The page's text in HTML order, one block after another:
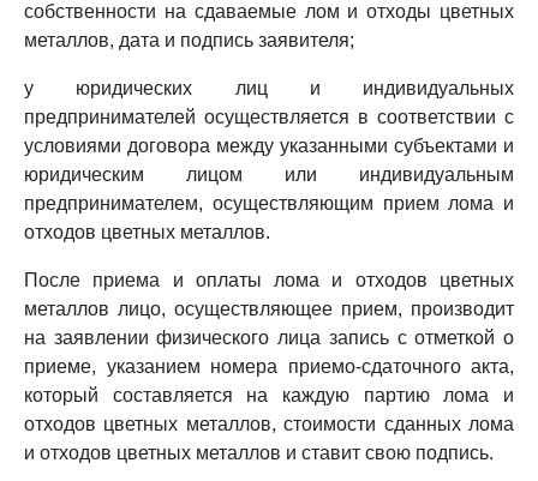
собственности на сдаваемые лом и отходы цветных
металлов, дата и подпись заявителя;
у юридических лиц и индивидуальных
предпринимателей осуществляется в соответствии с
условиями договора между указанными субъектами и
юридическим лицом или индивидуальным
предпринимателем, осуществляющим прием лома и
отходов цветных металлов.
После приема и оплаты лома и отходов цветных
металлов лицо, осуществляющее прием, производит
на заявлении физического лица запись с отметкой о
приеме, указанием номера приемо-сдаточного акта,
который составляется на каждую партию лома и
отходов цветных металлов, стоимости сданных лома
и отходов цветных металлов и ставит свою подпись.